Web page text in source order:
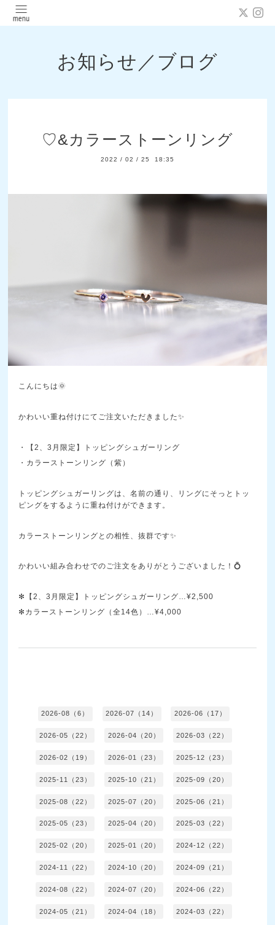
お知らせ／ブログ
♡&カラーストーンリング
2022 / 02 / 25 18:35
こんにちは🌞
かわいい重ね付けにてご注文いただきました✨
・【2、3月限定】トッピングシュガーリング
・カラーストーンリング（紫）
トッピングシュガーリングは、名前の通り、リングにそっとトッ
ピングをするように重ね付けができます。
カラーストーンリングとの相性、抜群です✨
かわいい組み合わせでのご注文をありがとうございました！💍
✻【2、3月限定】トッピングシュガーリング…¥2,500
✻カラーストーンリング（全14色）…¥4,000
2026-08（6） 2026-07（14） 2026-06（17）
2026-05（22） 2026-04（20） 2026-03（22）
2026-02（19） 2026-01（23） 2025-12（23）
2025-11（23） 2025-10（21） 2025-09（20）
2025-08（22） 2025-07（20） 2025-06（21）
2025-05（23） 2025-04（20） 2025-03（22）
2025-02（20） 2025-01（20） 2024-12（22）
2024-11（22） 2024-10（20） 2024-09（21）
2024-08（22） 2024-07（20） 2024-06（22）
2024-05（21） 2024-04（18） 2024-03（22）